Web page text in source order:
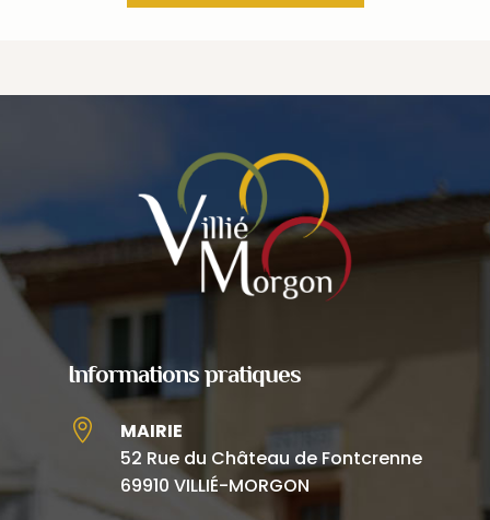
Informations pratiques

MAIRIE
52 Rue du Château de Fontcrenne
69910 VILLIÉ-MORGON